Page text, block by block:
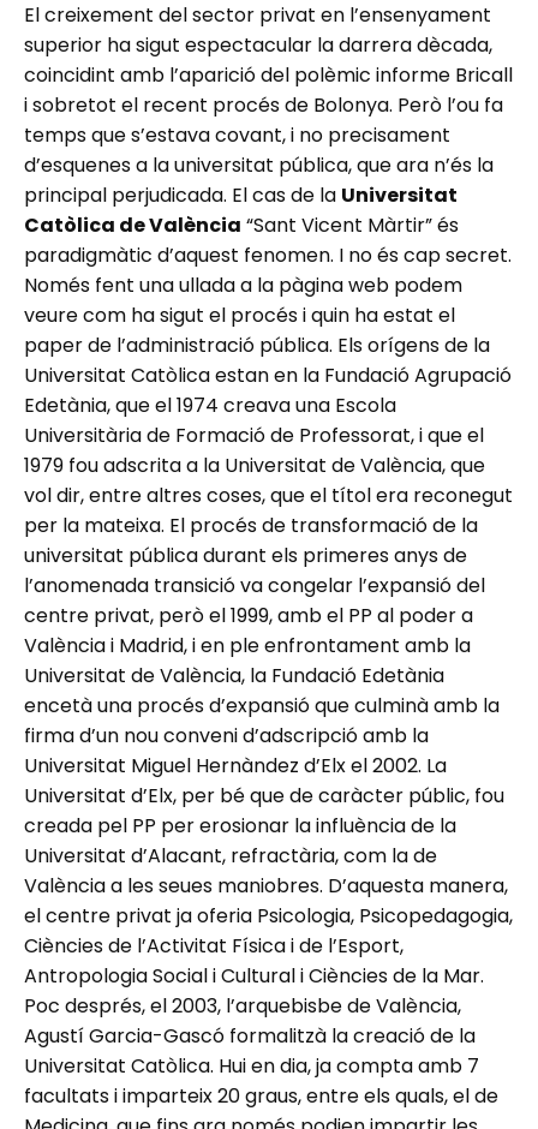
El creixement del sector privat en l’ensenyament
superior ha sigut espectacular la darrera dècada,
coincidint amb l’aparició del polèmic informe Bricall
i sobretot el recent procés de Bolonya. Però l’ou fa
temps que s’estava covant, i no precisament
d’esquenes a la universitat pública, que ara n’és la
principal perjudicada. El cas de la Universitat
Catòlica de València “Sant Vicent Màrtir” és
paradigmàtic d’aquest fenomen. I no és cap secret.
Només fent una ullada a la pàgina web podem
veure com ha sigut el procés i quin ha estat el
paper de l’administració pública. Els orígens de la
Universitat Catòlica estan en la Fundació Agrupació
Edetània, que el 1974 creava una Escola
Universitària de Formació de Professorat, i que el
1979 fou adscrita a la Universitat de València, que
vol dir, entre altres coses, que el títol era reconegut
per la mateixa. El procés de transformació de la
universitat pública durant els primeres anys de
l’anomenada transició va congelar l’expansió del
centre privat, però el 1999, amb el PP al poder a
València i Madrid, i en ple enfrontament amb la
Universitat de València, la Fundació Edetània
encetà una procés d’expansió que culminà amb la
firma d’un nou conveni d’adscripció amb la
Universitat Miguel Hernàndez d’Elx el 2002. La
Universitat d’Elx, per bé que de caràcter públic, fou
creada pel PP per erosionar la influència de la
Universitat d’Alacant, refractària, com la de
València a les seues maniobres. D’aquesta manera,
el centre privat ja oferia Psicologia, Psicopedagogia,
Ciències de l’Activitat Física i de l’Esport,
Antropologia Social i Cultural i Ciències de la Mar.
Poc després, el 2003, l’arquebisbe de València,
Agustí Garcia-Gascó formalitzà la creació de la
Universitat Catòlica. Hui en dia, ja compta amb 7
facultats i imparteix 20 graus, entre els quals, el de